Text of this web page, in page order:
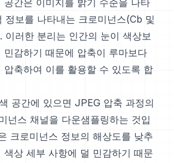
공간은 이미지를 밝기 수준을 나타
정보를 나타내는 크로미넌스(Cb 및
이러한 분리는 인간의 눈이 색상보
민감하기 때문에 압축이 루마보다
압축하여 이를 활용할 수 있도록 합
공간에 있으면 JPEG 압축 과정의
넌스 채널을 다운샘플링하는 것입
크로미넌스 정보의 해상도를 낮추
색상 세부 사항에 덜 민감하기 때문